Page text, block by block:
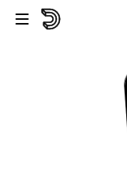
Passer au contenu